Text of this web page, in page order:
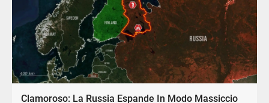
Clamoroso: La Russia Espande In Modo Massiccio